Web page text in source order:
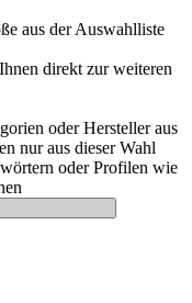
aus der Auswahlliste
direkt zur weiteren
oder Hersteller aus
nur aus dieser Wahl
oder Profilen wie